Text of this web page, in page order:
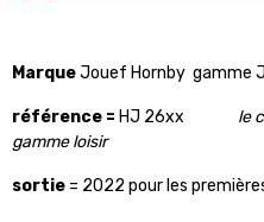
MarqueJouef Hornby gamme
référence = HJ 26xx
le
gamme loisir
sortie = 2022 pour les